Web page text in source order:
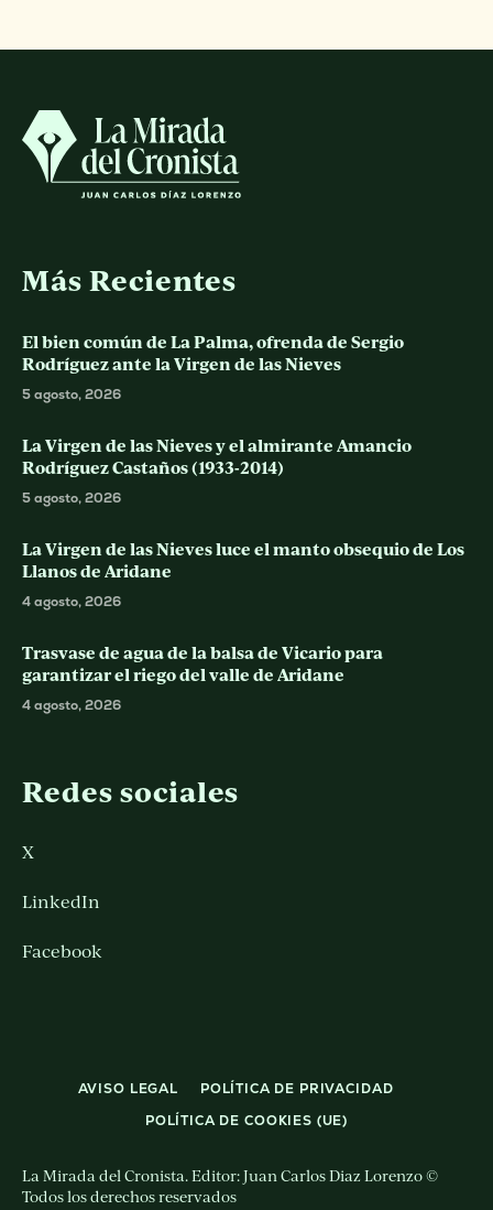
Más Recientes
El bien común de La Palma, ofrenda de Sergio
Rodríguez ante la Virgen de las Nieves
5 agosto, 2026
La Virgen de las Nieves y el almirante Amancio
Rodríguez Castaños (1933-2014)
5 agosto, 2026
La Virgen de las Nieves luce el manto obsequio de Los
Llanos de Aridane
4 agosto, 2026
Trasvase de agua de la balsa de Vicario para
garantizar el riego del valle de Aridane
4 agosto, 2026
Redes sociales
X
LinkedIn
Facebook
AVISO LEGAL
POLÍTICA DE PRIVACIDAD
POLÍTICA DE COOKIES (UE)
La Mirada del Cronista. Editor: Juan Carlos Diaz Lorenzo ©
Todos los derechos reservados